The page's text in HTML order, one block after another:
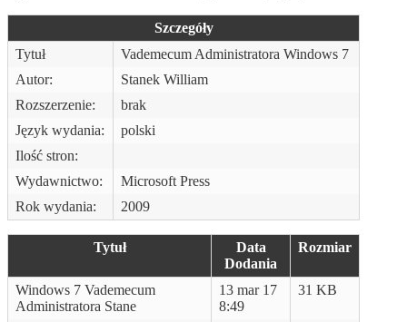
Szczegóły
Tytuł
Vademecum Administratora Windows 7
Autor:
Stanek William
Rozszerzenie:
brak
Język wydania:
polski
Ilość stron:
Wydawnictwo:
Microsoft Press
Rok wydania:
2009
Tytuł
Data
Dodania
Rozmiar
Windows 7 Vademecum
Administratora Stane
13 mar 17
8:49
31 KB